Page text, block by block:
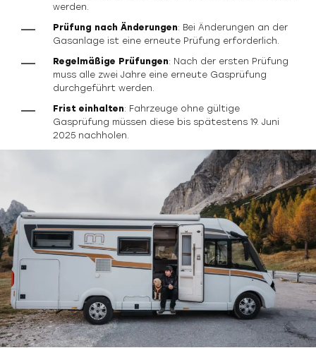
werden.
Prüfung nach Änderungen: Bei Änderungen an der
Gasanlage ist eine erneute Prüfung erforderlich.
Regelmäßige Prüfungen: Nach der ersten Prüfung
muss alle zwei Jahre eine erneute Gasprüfung
durchgeführt werden.
Frist einhalten: Fahrzeuge ohne gültige
Gasprüfung müssen diese bis spätestens 19. Juni
2025 nachholen.